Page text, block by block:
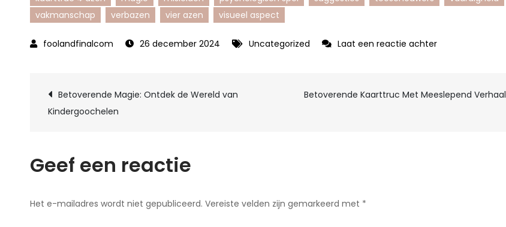
vakmanschap
verbazen vier azen visueel aspect
26 december 2024 Uncategorized Laat een reactie achterop
Wereld
Berichtnavigatie
Betoverende Magie: Ontdek de Wereld van
Kindergoochelen
Betoverende Kaarttruc Met Meeslepend Verhaal
Geef een reactie
Het e-mailadres wordt niet gepubliceerd. Vereiste velden zijn gemarkeerd met *